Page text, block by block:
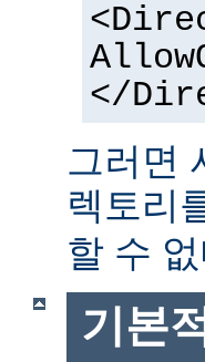
</
그러면
렉토리
할 수
기본